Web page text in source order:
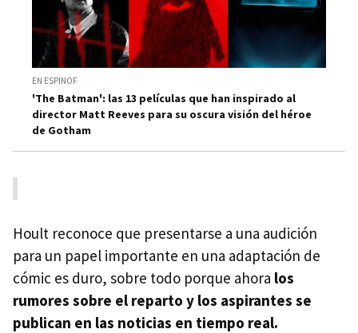
EN ESPINOF
'The Batman': las 13 películas que han inspirado al
director Matt Reeves para su oscura visión del héroe
de Gotham
Hoult reconoce que presentarse a una audición
para un papel importante en una adaptación de
cómic es duro, sobre todo porque ahora los
rumores sobre el reparto y los aspirantes se
publican en las noticias en tiempo real.